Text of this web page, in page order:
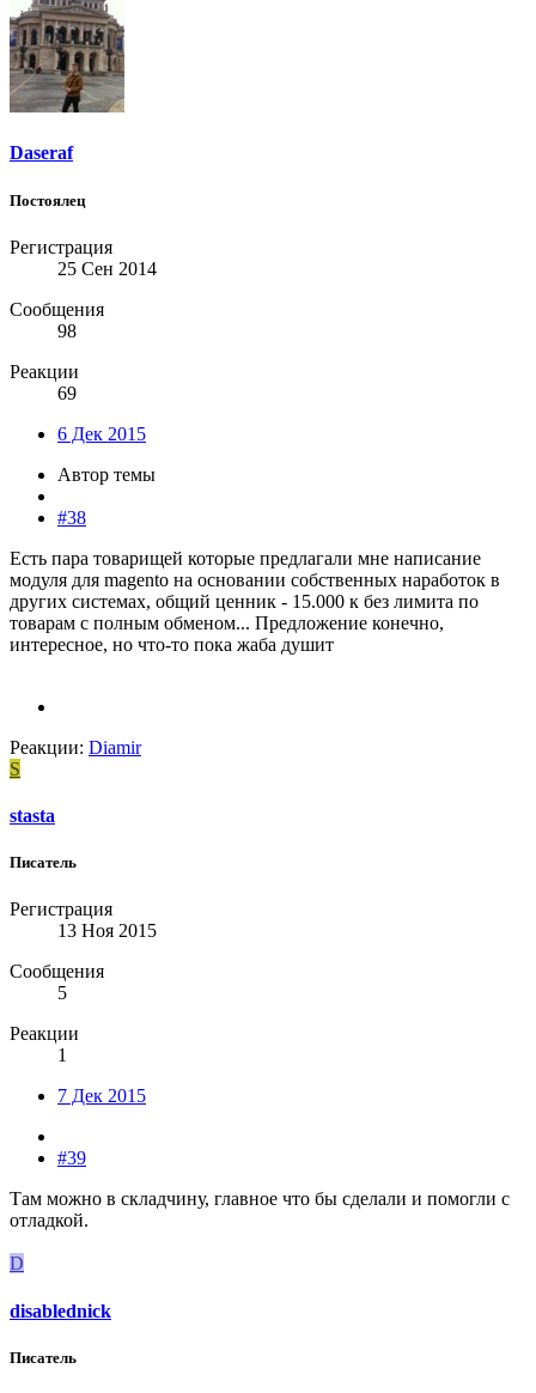
Daseraf
Постоялец
Регистрация
25 Сен 2014
Сообщения
98
Реакции
69
6 Дек 2015
Автор темы
#38
Есть пара товарищей которые предлагали мне написание
модуля для magento на основании собственных наработок в
других системах, общий ценник - 15.000 к без лимита по
товарам с полным обменом... Предложение конечно,
интересное, но что-то пока жаба душит
Реакции: Diamir
S
stasta
Писатель
Регистрация
13 Ноя 2015
Сообщения
5
Реакции
1
7 Дек 2015
#39
Там можно в складчину, главное что бы сделали и помогли с
отладкой.
D
disablednick
Писатель